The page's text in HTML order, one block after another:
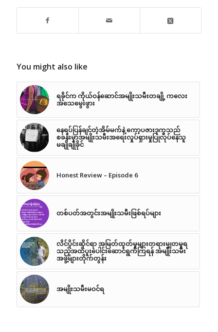
You might also like
ရခိုင်က ကိုယ်ဝန်ဆောင်အမျိုးသမီးတချို့ ကလေး
အသေမွေးဖွား
နေရပ်ပြန်ချင်တဲ့အိမ်မက်နဲ့ ကော့ပဇားဒုက္ခသည်
စခန်းမှာအမျိုးသမီးအရေးလှုပ်ရှားမှုပြုလုပ်နေသူ
မချိုချိုခိုင်
Honest Review – Episode 6
တစ်ပတ်အတွင်းအမျိုးသမီးဖြစ်ရပ်များ
လိင်ပိုင်းဆိုင်ရာ အမြတ်ထုတ်မှုများတရားမျှတမှုရ
သည့်အထိပူးပေါင်းဆောင်ရွက်ကြရန် အမျိုးသမီး
အဖွဲ့များတိုက်တွန်း
အမျိုးသမီးမဝင်ရ